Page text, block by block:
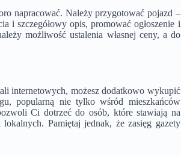
napracować. Należy przygotować pojazd –
i szczegółowy opis, promować ogłoszenie i
możliwość ustalenia własnej ceny, a do
internetowych, możesz dodatkowo wykupić
popularną nie tylko wśród mieszkańców
Ci dotrzeć do osób, które stawiają na
Pamiętaj jednak, że zasięg gazety